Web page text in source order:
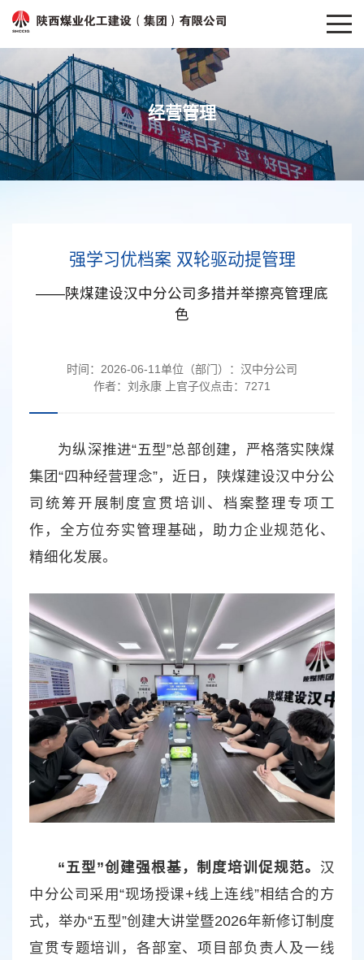
经营管理
强学习优档案 双轮驱动提管理
——陕煤建设汉中分公司多措并举擦亮管理底
色
时间： 2026-06-11单位（部门）： 汉中分公司
作者： 刘永康 上官子仪点击： 7271
为纵深推进“五型”总部创建，严格落实陕煤
集团“四种经营理念”，近日，陕煤建设汉中分公
司统筹开展制度宣贯培训、档案整理专项工
作，全方位夯实管理基础，助力企业规范化、
精细化发展。
“五型”创建强根基，制度培训促规范。 汉
中分公司采用“现场授课+线上连线”相结合的方
式，举办“五型”创建大讲堂暨2026年新修订制度
宣贯专题培训，各部室、项目部负责人及一线